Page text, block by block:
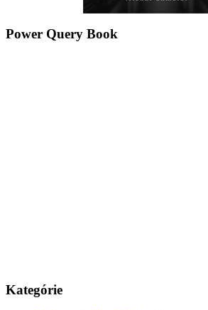
Power Query Book
Kategórie